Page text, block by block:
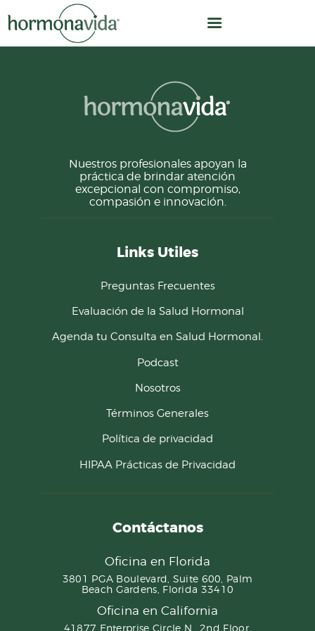
NUESTRO MODELO
¿CÓMO TRABAJAMOS?
OPTIMIZACIÓN
CLÍNICA
Nuestros profesionales apoyan la
práctica de brindar atención
excepcional con compromiso,
compasión e innovación.
Links Utiles
Preguntas Frecuentes
Evaluación de la Salud Hormonal
Agenda tu Consulta en Salud Hormonal.
Podcast
Nosotros
Términos Generales
Política de privacidad
HIPAA Prácticas de Privacidad
Contáctanos
Oficina en Florida
3801 PGA Boulevard, Suite 600, Palm
Beach Gardens, Florida 33410
Oficina en California
41877 Enterprise Circle N., 2nd Floor,